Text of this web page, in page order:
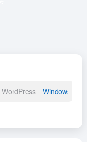
WordPress Windows